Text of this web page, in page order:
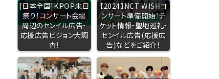
[日本全国]KPOP来日
祭り！コンサート会場
周辺のセンイル広告・
応援広告ビジョン大調
査！
【2024】NCT WISHコ
ンサート準備開始！チ
ケット情報・聖地巡礼・
センイル広告(応援広
告)などをご紹介！